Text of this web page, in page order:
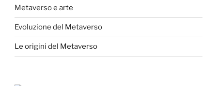
Metaverso e arte
Evoluzione del Metaverso
Le origini del Metaverso